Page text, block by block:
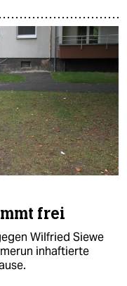
frei
Wilfried Siewe
inhaftierte